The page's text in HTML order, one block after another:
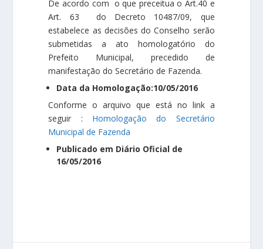
De acordo com o que preceitua o Art.40 e
Art. 63 do Decreto 10487/09, que
estabelece as decisões do Conselho serão
submetidas a ato homologatório do
Prefeito Municipal, precedido de
manifestação do Secretário de Fazenda.
Data da Homologação:10/05/2016
Conforme o arquivo que está no link a
seguir : Homologação do Secretário
Municipal de Fazenda
Publicado em Diário Oficial de
16/05/2016